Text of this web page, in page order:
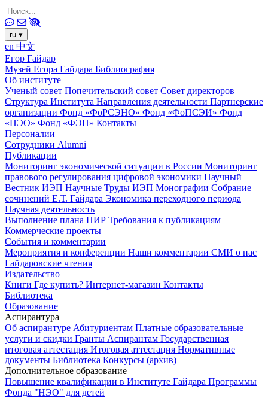
ru ▾
en 中文
Егор Гайдар
Музей Егора Гайдара Библиография
Об институте
Ученый совет Попечительский совет Совет директоров
Структура Института Направления деятельности Партнерские
организации Фонд «ФоРСЭНО» Фонд «ФоПСЭИ» Фонд
«НЭО» Фонд «ФЭП» Контакты
Персоналии
Сотрудники Alumni
Публикации
Мониторинг экономической ситуации в России Мониторинг
правового регулирования цифровой экономики Научный
Вестник ИЭП Научные Труды ИЭП Монографии Собрание
сочинений Е.Т. Гайдара Экономика переходного периода
Научная деятельность
Выполнение плана НИР Требования к публикациям
Коммерческие проекты
События и комментарии
Мероприятия и конференции Наши комментарии СМИ о нас
Гайдаровские чтения
Издательство
Книги Где купить? Интернет-магазин Контакты
Библиотека
Образование
Аспирантура
Об аспирантуре Абитуриентам Платные образовательные
услуги и скидки Гранты Аспирантам Государственная
итоговая аттестация Итоговая аттестация Нормативные
документы Библиотека Конкурсы (архив)
Дополнительное образование
Повышение квалификации в Институте Гайдара Программы
Фонда "НЭО" для детей